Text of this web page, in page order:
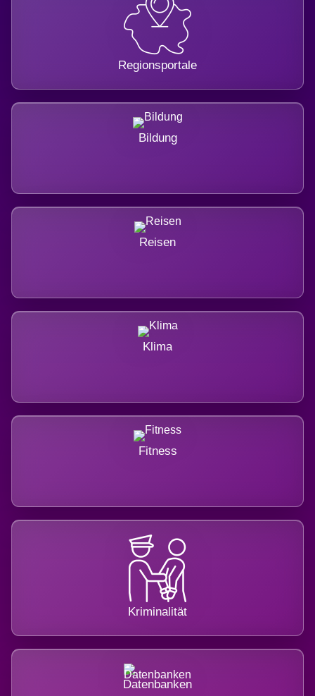
Regionsportale
Bildung
Reisen
Klima
Fitness
Kriminalität
Datenbanken